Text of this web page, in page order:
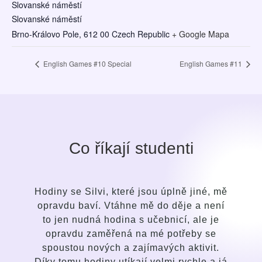
Slovanské náměstí
Slovanské náměstí
Brno-Královo Pole, 612 00 Czech Republic + Google Mapa
English Games #10 Special English Games #11
Co říkají studenti
úplně jiné, mě
do děje a není
učebnicí, ale je
mé potřeby se
aktivit.
Po krátké době jsem
přístupu průvodce i ve
oproti svým dřívějším snahám
se naučit anglický jazyk.
jemná, laskavá, intuitivní